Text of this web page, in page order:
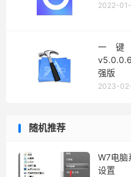
2022-
一键
强版
2023-
随机推荐
W7电脑
设置